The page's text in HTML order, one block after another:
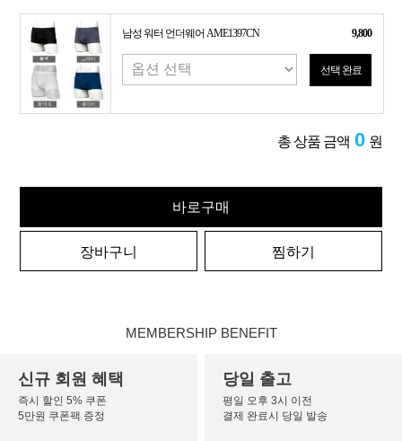
남성 워터 언더웨어 AME1397CN 9,800
선택 완료
총 상품 금액 0 원
바로구매
장바구니 찜하기
MEMBERSHIP BENEFIT
신규 회원 혜택
즉시 할인 5% 쿠폰
5만원 쿠폰팩 증정
당일 출고
평일 오후 3시 이전
결제 완료시 당일 발송